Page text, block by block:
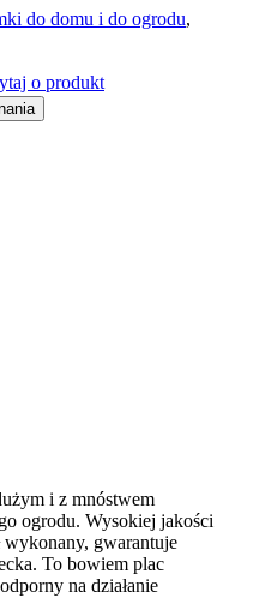
do domu i do ogrodu,
o produkt
i z mnóstwem
ogrodu. Wysokiej jakości
wykonany, gwarantuje
To bowiem plac
na działanie